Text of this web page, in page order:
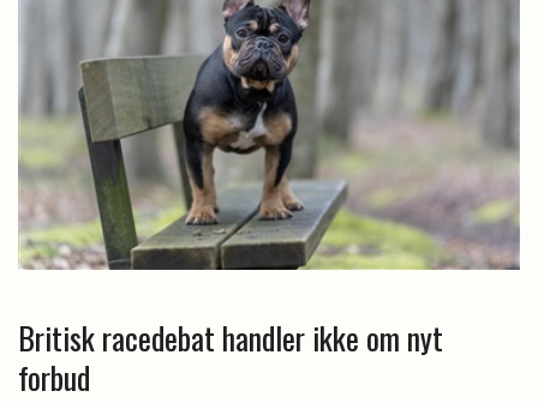
Britisk racedebat handler ikke om nyt
forbud